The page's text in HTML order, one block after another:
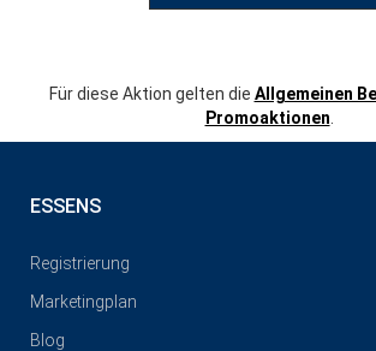
Für diese Aktion gelten die Allgemeinen
Promoaktionen
ESSENS
Registrierung
Marketingplan
Blog